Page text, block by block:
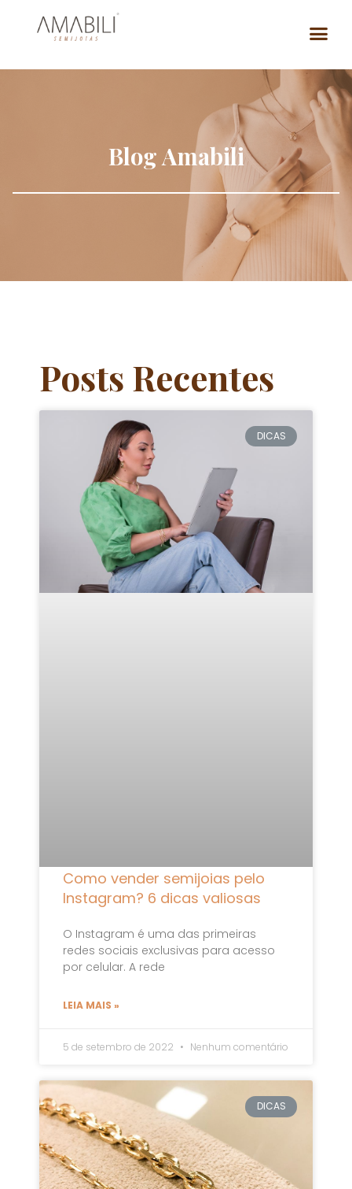
Blog Amabili
Posts Recentes
DICAS
Como vender semijoias pelo
Instagram? 6 dicas valiosas
O Instagram é uma das primeiras
redes sociais exclusivas para acesso
por celular. A rede
LEIA MAIS »
5 de setembro de 2022 Nenhum comentário
DICAS